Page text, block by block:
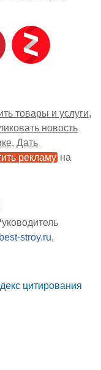
товары и услуги
новость
Дать
рекламу на
stroy.ru